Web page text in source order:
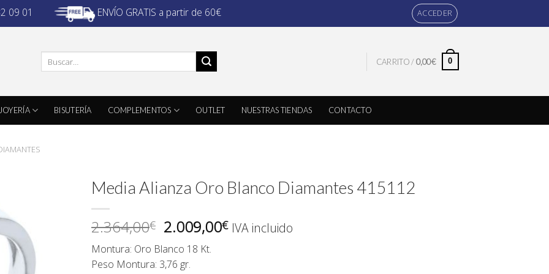
09 01 ENVÍO GRATIS a partir de 60€ ACCEDER
por:
CARRITO /0,00€ 0
JOYERÍA BISUTERÍA COMPLEMENTOS OUTLET NUESTRAS TIENDAS CONTACTO
Media Alianza Oro Blanco Diamantes 415112
2.364,00€ El
precio
original
2.009,00€ElIVA incluido
Montura: Oro Blanco 18 Kt.
Peso Montura: 3,76 gr.